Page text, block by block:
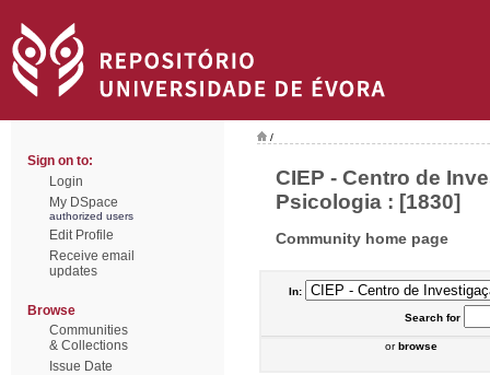
Sign on to:
Login
My DSpace
authorized users
Edit Profile
Receive email
updates
Browse
Communities
& Collections
Issue Date
/
CIEP - Centro de
Psicologia : [1830]
Community home page
In:
Searchfor
orbrowse